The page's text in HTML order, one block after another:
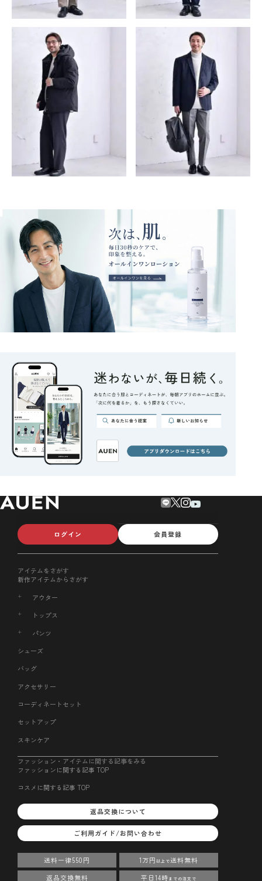
ログイン 会員登録
アイテムをさがす
新作アイテムからさがす
アウター
トップス
パンツ
シューズ
バッグ
アクセサリー
コーディネートセット
セットアップ
スキンケア
ファッション・アイテムに関する記事をみる
ファッションに関する記事 TOP
コスメに関する記事 TOP
返品交換について
ご利用ガイド/お問い合わせ
送料一律550円 1万円 以上で送料無料
返品交換無料
平日14時 までの注文で